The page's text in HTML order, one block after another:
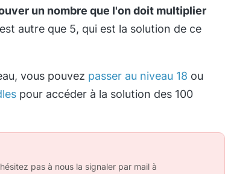
un nombre que l'on doit multiplier
autre que 5, qui est la solution de ce
vous pouvez passer au niveau 18 ou
pour accéder à la solution des 100
pas à nous la signaler par mail à